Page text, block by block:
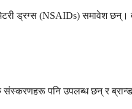
ड्रग्स (NSAIDs) समावेश
संस्करणहरू पनि उपलब्ध छन् र